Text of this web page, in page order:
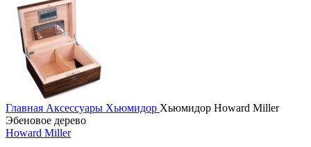
Главная Аксессуары Хьюмидор Хьюмидор Howard Miller
Эбеновое дерево
Howard Miller